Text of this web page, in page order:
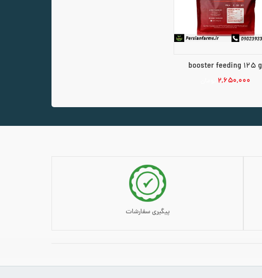
booster feeding 125 g
۲,۶۵۰,۰۰۰
افزودن به سبد خرید
پیگیری سفارشات